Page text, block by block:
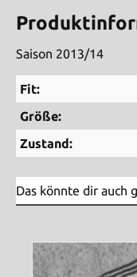
Saison 2013/14
Fit:
Größe:
Zustand:
Das könnte dir auch